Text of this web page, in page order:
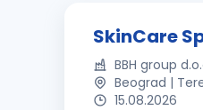
SkinCare
BBH group
Beograd |
15.08.2026